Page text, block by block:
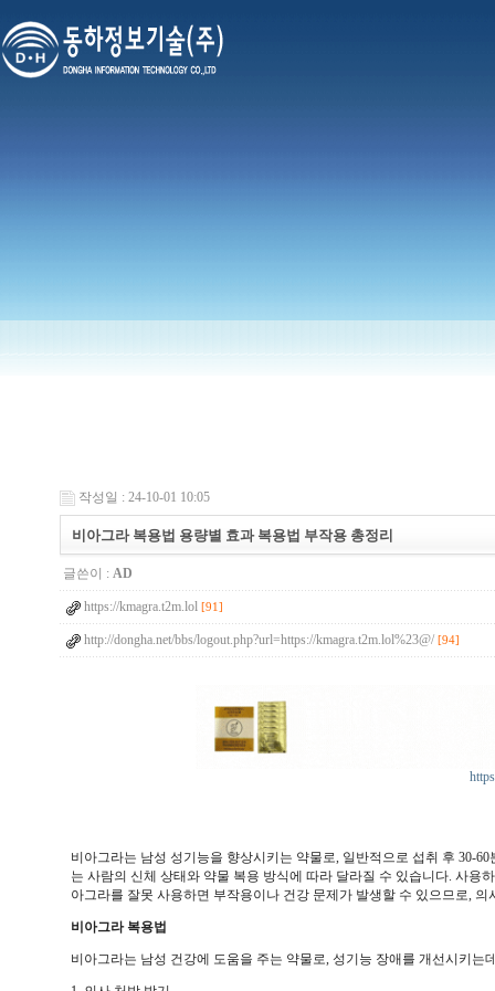
작성일 : 24-10-01 10:05
비아그라 복용법 용량별 효과 복용법 부작용 총정리
글쓴이 : AD
https://kmagra.t2m.lol [91]
http://dongha.net/bbs/logout.php?url=https://kmagra.t2m.lol%23@/ [94]
비아그라는 남성 성기능을 향상시키는 약물로, 일반적으로 섭취 후 30-
는 사람의 신체 상태와 약물 복용 방식에 따라 달라질 수 있습니다. 사용
아그라를 잘못 사용하면 부작용이나 건강 문제가 발생할 수 있으므로,
비아그라 복용법
비아그라는 남성 건강에 도움을 주는 약물로, 성기능 장애를 개선시키